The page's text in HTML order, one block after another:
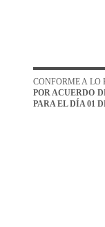
CONFORME A LO
POR ACUERDO
PARAEL DÍA01